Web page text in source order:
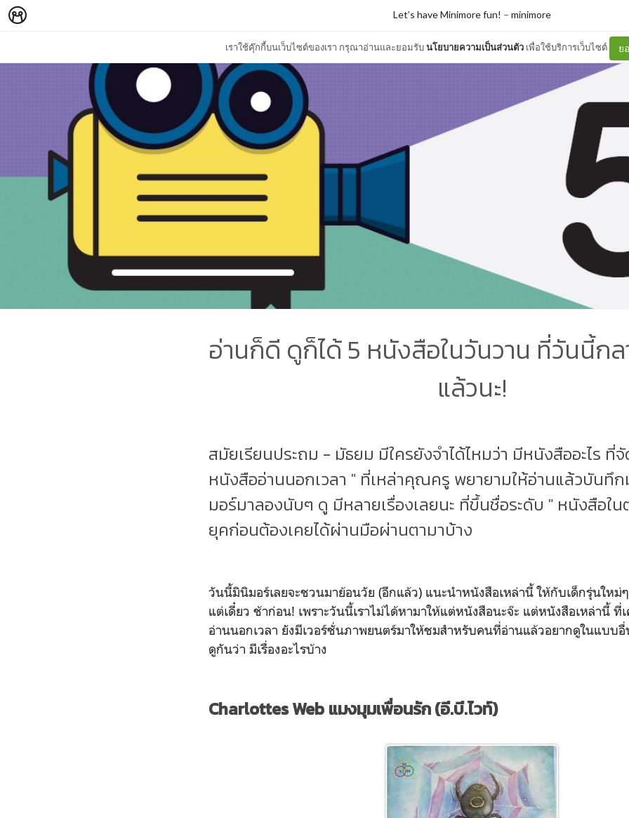
เราใช้คุ๊กกี้บนเว็บไซต์ของเรา กรุณาอ่านและยอมรับนโยบายความเป็นส่วนตัว เพื่อใช้บริการเว็บไซต์ ย
Let’s have Minimore fun! – minimore
อ่านก็ดี ดูก็ได้ 5 หนังสือในวันวาน ที่วันนี้ก
แล้วนะ!
สมัยเรียนประถม - มัธยม มีใครยังจำได้ไหมว่า มีหนังสืออะไร ที่
หนังสืออ่านนอกเวลา " ที่เหล่าคุณครู พยายามให้อ่านแล้วบันทึ
มอร์มาลองนับๆ ดู มีหลายเรื่องเลยนะ ที่ขึ้นชื่อระดับ " หนังสือใน
ยุคก่อนต้องเคยได้ผ่านมือผ่านตามาบ้าง
วันนี้มินิมอร์เลยจะชวนมาย้อนวัย (อีกแล้ว) แนะนำหนังสือเหล่านี้ ให้กับเด็กรุ่นใหม่
แต่เดี๋ยว ช้าก่อน! เพราะวันนี้เราไม่ได้หามาให้แต่หนังสือนะจ๊ะ แต่หนังสือเหล่านี้ ที่
อ่านนอกเวลา ยังมีเวอร์ชั่นภาพยนตร์มาให้ชมสำหรับคนที่อ่านแล้วอยากดูในแบบ
ดูกันว่า มีเรื่องอะไรบ้าง
Charlottes Web แมงมุมเพื่อนรัก (อี.บี.ไวท์)